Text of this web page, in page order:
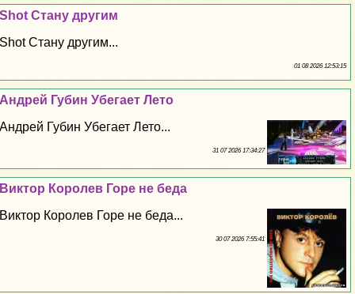
Shot Стану другим
Shot Стану другим...
01 08 2026 12:53:15
Андрей Губин Убегает Лето
Андрей Губин Убегает Лето...
31 07 2026 17:34:27
Виктор Королев Горе не беда
Виктор Королев Горе не беда...
30 07 2026 7:55:41